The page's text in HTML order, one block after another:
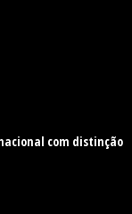
com distinção